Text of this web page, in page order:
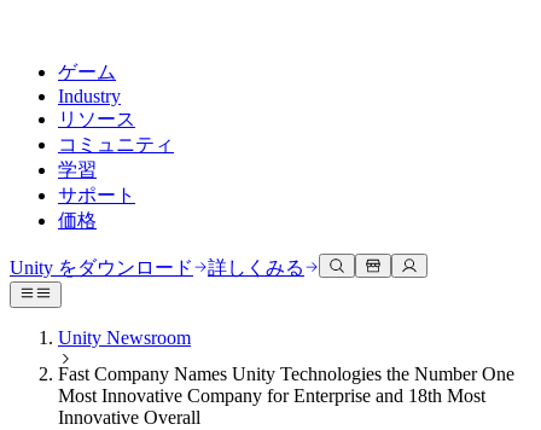
ゲーム
Industry
リソース
コミュニティ
学習
サポート
価格
Unityエンジン
任意のプラットフォーム向けに2Dおよび3Dゲームを構築
共同作業
チームでの共同作業と迅速なイテレーション
3Dコラボレーション
リアルタイムで3Dプロジェクトを構築およびレビューする
没入型トレーニング
没入型環境でのトレーニング
ドキュメント
公式ユーザーマニュアルとAPIリファレンス
開発者ツール
ディスカッション
議論、問題解決、つながる
イベント
Unity Learn
無料でUnityスキルをマスターする
プロフェッショナルトレーニング
Unityトレーナーでチームをレベルアップ
ヘルプを得る
Unityで成功するためのサポート
Success Plan
専門的なサポートで目標を早く達成する
Unity をダウンロード 詳しくみる
Unity Newsroom
Fast Company Names Unity Technologies the Number One
Most Innovative Company for Enterprise and 18th Most
Innovative Overall